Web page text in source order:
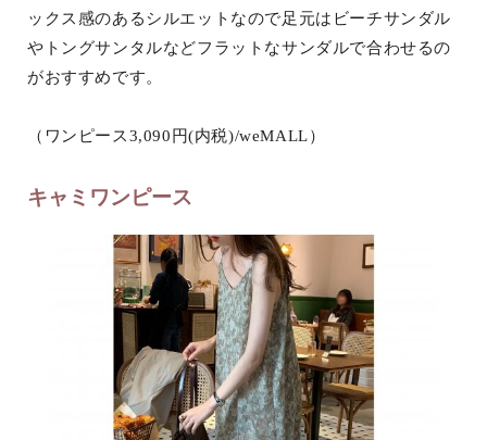
ックス感のあるシルエットなので足元はビーチサンダル
やトングサンタルなどフラットなサンダルで合わせるの
がおすすめです。
（ワンピース3,090円(内税)/weMALL）
キャミワンピース